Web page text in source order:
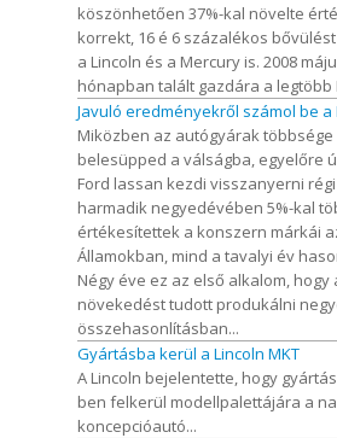
köszönhetően 37%-kal növelte
korrekt, 16 é 6 százalékos
a Lincoln és a Mercury is. 2008
hónapban talált gazdára a legtöbb
Javuló eredményekről számol be a
Miközben az autógyárak
belesüpped a válságba, egyelőre
Ford lassan kezdi visszanyerni
harmadik negyedévében 5%-kal
értékesítettek a konszern márkái
Államokban, mind a tavalyi év
Négy éve ez az első alkalom, hogy
növekedést tudott produkálni
összehasonlításban...
Gyártásba kerül a Lincoln MKT
A Lincoln bejelentette, hogy
ben felkerül modellpalettájára a
koncepcióautó...